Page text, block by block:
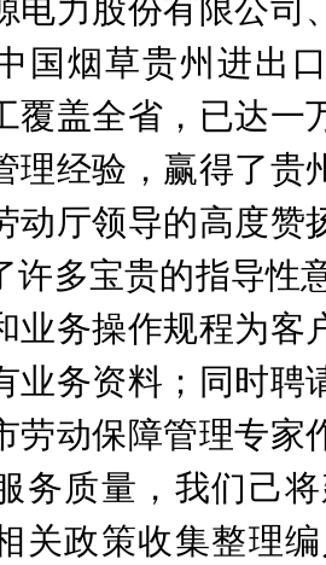
电力股份有限公司
国烟草贵州进出
覆盖全省，已达一
理经验，赢得了贵
动厅领导的高度
许多宝贵的指导性
业务操作规程为
业务资料；同时聘
劳动保障管理专家
务质量，我们己
关政策收集整理